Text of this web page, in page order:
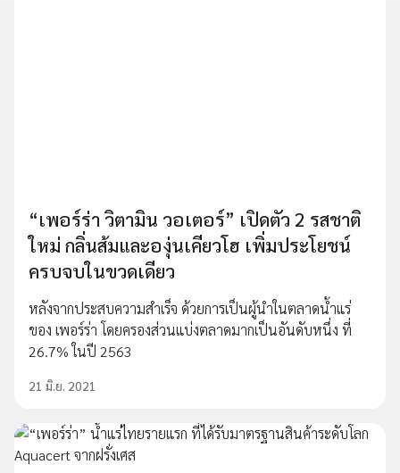
“เพอร์ร่า วิตามิน วอเตอร์” เปิดตัว 2 รสชาติ
ใหม่ กลิ่นส้มและองุ่นเคียวโฮ เพิ่มประโยชน์
ครบจบในขวดเดียว
หลังจากประสบความสำเร็จ ด้วยการเป็นผู้นำในตลาดน้ำแร่
ของ เพอร์ร่า โดยครองส่วนแบ่งตลาดมากเป็นอันดับหนึ่ง ที่
26.7% ในปี 2563
21 มิ.ย. 2021